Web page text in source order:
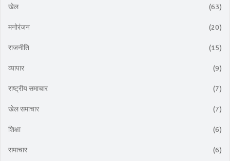
खेल (63)
मनोरंजन (20)
राजनीति (15)
व्यापार (9)
राष्ट्रीय समाचार (7)
खेल समाचार (7)
शिक्षा (6)
समाचार (6)